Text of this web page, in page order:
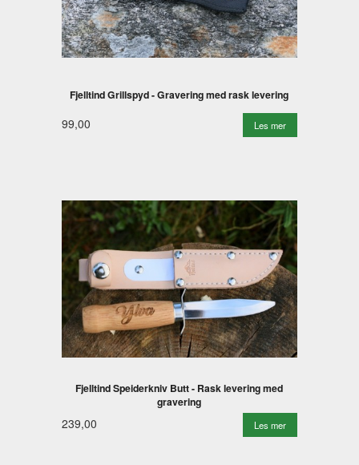
Fjelltind Grillspyd - Gravering med rask levering
99,00 Les mer
Fjelltind Speiderkniv Butt - Rask levering med
gravering
239,00 Les mer